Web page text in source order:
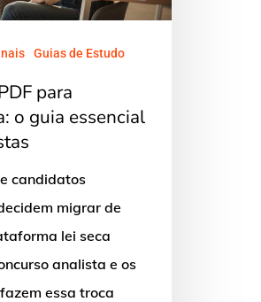
Guias de Estudo
para
o guia essencial
candidatos
migrar de
lei seca
analista e os
essa troca